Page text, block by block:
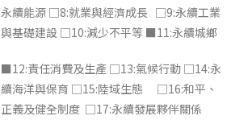
永續能源 □8:就業與經濟成長 □9:永續工業
與基礎建設 □10:減少不平等 ■11:永續城鄉
■12:責任消費及生產 □13:氣候行動 □14:永
續海洋與保育 □15:陸域生態 □16:和平、
正義及健全制度 □17:永續發展夥伴關係